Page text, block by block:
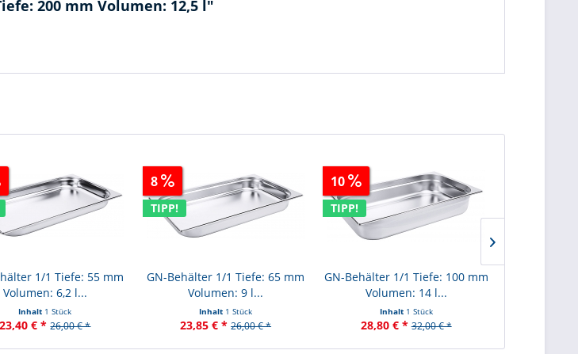
200 mm Volumen: 12,5 l"
1/1 Tiefe: 55 mm
Volumen: 6,2 l...
Inhalt 1 Stück
23,40 € * 26,00 € *
8
TIPP!
GN-Behälter 1/1 Tiefe: 65 mm
Volumen: 9 l...
Inhalt 1 Stück
23,85 € * 26,00 € *
10
TIPP!
GN-Behälter 1/1 Tiefe: 100 mm
Volumen: 14 l...
Inhalt 1 Stück
28,80 € * 32,00 € *